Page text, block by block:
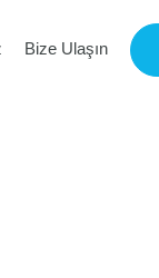
Bize Ulaşın